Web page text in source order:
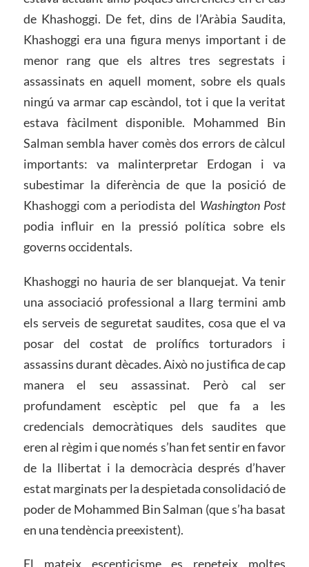
de Khashoggi. De fet, dins de l’Aràbia Saudita,
Khashoggi era una figura menys important i de
menor rang que els altres tres segrestats i
assassinats en aquell moment, sobre els quals
ningú va armar cap escàndol, tot i que la veritat
estava fàcilment disponible. Mohammed Bin
Salman sembla haver comès dos errors de càlcul
importants: va malinterpretar Erdogan i va
subestimar la diferència de que la posició de
Khashoggi com a periodista del Washington Post
podia influir en la pressió política sobre els
governs occidentals.
Khashoggi no hauria de ser blanquejat. Va tenir
una associació professional a llarg termini amb
els serveis de seguretat saudites, cosa que el va
posar del costat de prolífics torturadors i
assassins durant dècades. Això no justifica de cap
manera el seu assassinat. Però cal ser
profundament escèptic pel que fa a les
credencials democràtiques dels saudites que
eren al règim i que només s’han fet sentir en favor
de la llibertat i la democràcia després d’haver
estat marginats per la despietada consolidació de
poder de Mohammed Bin Salman (que s’ha basat
en una tendència preexistent).
El mateix escepticisme es repeteix moltes